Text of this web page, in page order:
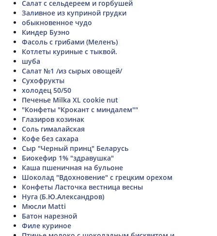
Салат с сельдереем и горбушей
Заливное из куприной грудки
обыкновенное чудо
Киндер Буэно
Фасоль с грибами (Меленъ)
Котлеты куриные с тыквой.
шуба
Салат №1 /из сырых овощей/
Сухофрукты
холодец 50/50
Печенье Milka XL cookie nut
"Конфеты "Крокант с миндалем""
Глазиров козинак
Соль гималайская
Кофе без сахара
Сыр "Черный принц" Беларусь
Биокефир 1% "здравушка"
Каша пшеничная на бульоне
Шоколад "Вдохновение" с грецким орехом
Конфеты Ласточка вестница весны
Нуга (Б.Ю.Александров)
Мюсли Matti
Батон нарезной
Филе куриное